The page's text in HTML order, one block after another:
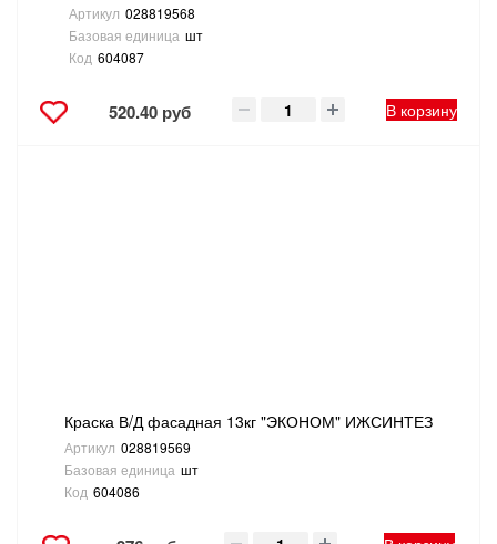
Артикул 028819568
Базовая единица шт
Код 604087
520.40 руб В корзину
Краска В/Д фасадная 13кг "ЭКОНОМ" ИЖСИНТЕЗ
Артикул 028819569
Базовая единица шт
Код 604086